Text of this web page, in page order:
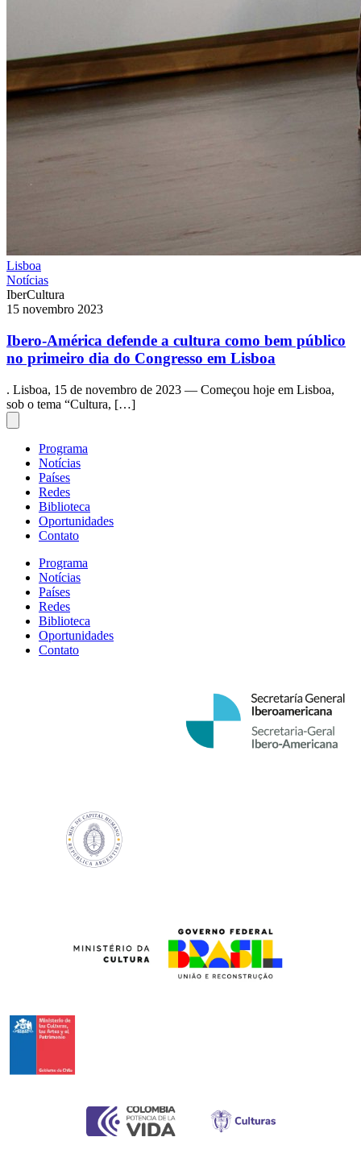
Lisboa
Notícias
IberCultura
15 novembro 2023
Ibero-América defende a cultura como bem público
no primeiro dia do Congresso em Lisboa
. Lisboa, 15 de novembro de 2023 — Começou hoje em Lisboa,
sob o tema “Cultura, […]
Programa
Notícias
Países
Redes
Biblioteca
Oportunidades
Contato
Programa
Notícias
Países
Redes
Biblioteca
Oportunidades
Contato